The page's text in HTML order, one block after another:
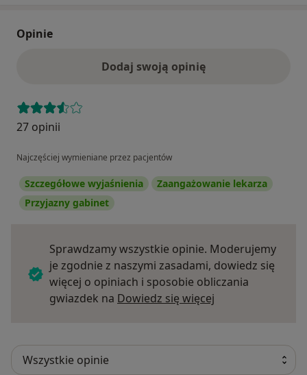
Opinie
Dodaj swoją opinię
27 opinii
Najczęściej wymieniane przez pacjentów
Szczegółowe wyjaśnienia
Zaangażowanie lekarza
Przyjazny gabinet
Sprawdzamy wszystkie opinie. Moderujemy
je zgodnie z naszymi zasadami, dowiedz się
więcej o opiniach i sposobie obliczania
gwiazdek na Dowiedz się więcej